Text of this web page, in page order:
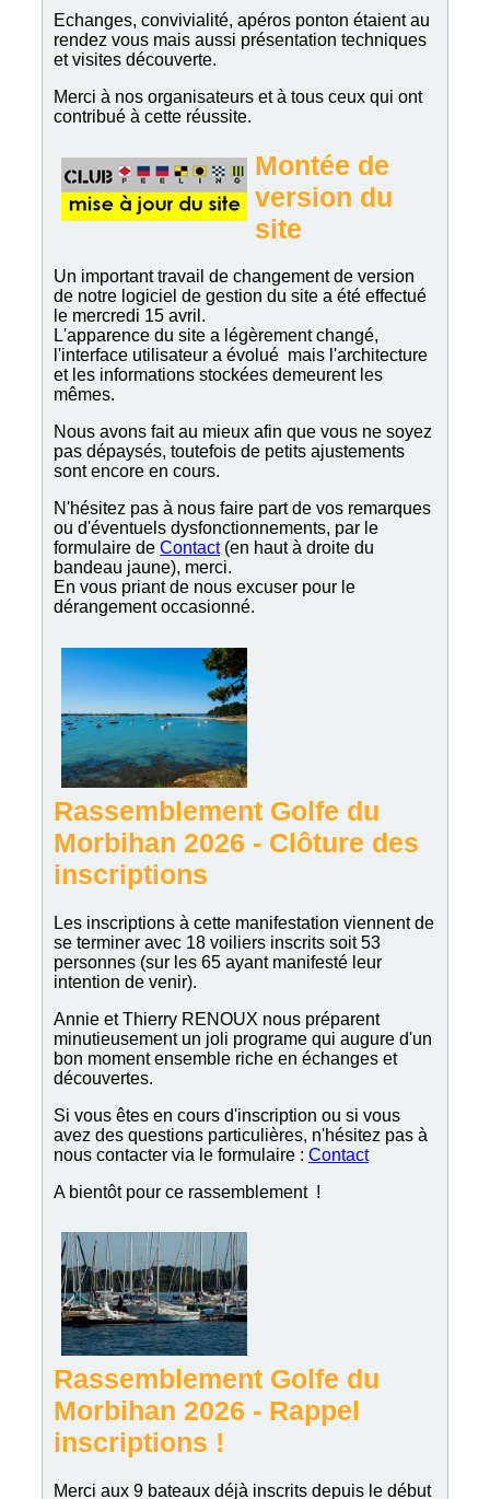
Echanges, convivialité, apéros ponton étaient au
rendez vous mais aussi présentation techniques
et visites découverte.
Merci à nos organisateurs et à tous ceux qui ont
contribué à cette réussite.
Montée de
version du
site
Un important travail de changement de version
de notre logiciel de gestion du site a été effectué
le mercredi 15 avril.
L'apparence du site a légèrement changé,
l'interface utilisateur a évolué mais l'architecture
et les informations stockées demeurent les
mêmes.
Nous avons fait au mieux afin que vous ne soyez
pas dépaysés, toutefois de petits ajustements
sont encore en cours.
N'hésitez pas à nous faire part de vos remarques
ou d'éventuels dysfonctionnements, par le
formulaire de Contact(en haut à droite du
bandeau jaune), merci.
En vous priant de nous excuser pour le
dérangement occasionné.
Rassemblement Golfe du
Morbihan 2026 - Clôture des
inscriptions
Les inscriptions à cette manifestation viennent de
se terminer avec 18 voiliers inscrits soit 53
personnes (sur les 65 ayant manifesté leur
intention de venir).
Annie et Thierry RENOUX nous préparent
minutieusement un joli programe qui augure d'un
bon moment ensemble riche en échanges et
découvertes.
Si vous êtes en cours d'inscription ou si vous
avez des questions particulières, n'hésitez pas à
nous contacter via le formulaire : Contact
A bientôt pour ce rassemblement !
Rassemblement Golfe du
Morbihan 2026 - Rappel
inscriptions !
Merci aux 9 bateaux déjà inscrits depuis le début